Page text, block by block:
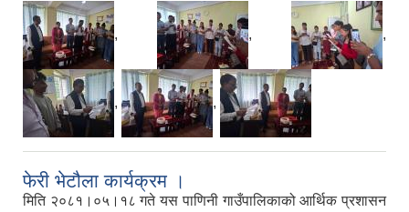
, , ,
, ,
फेरी भेटौला कार्यक्रम ।
मिति २०८१।०५।१८ गते यस पाणिनी गाउँपालिकाको आर्थिक प्रशासन